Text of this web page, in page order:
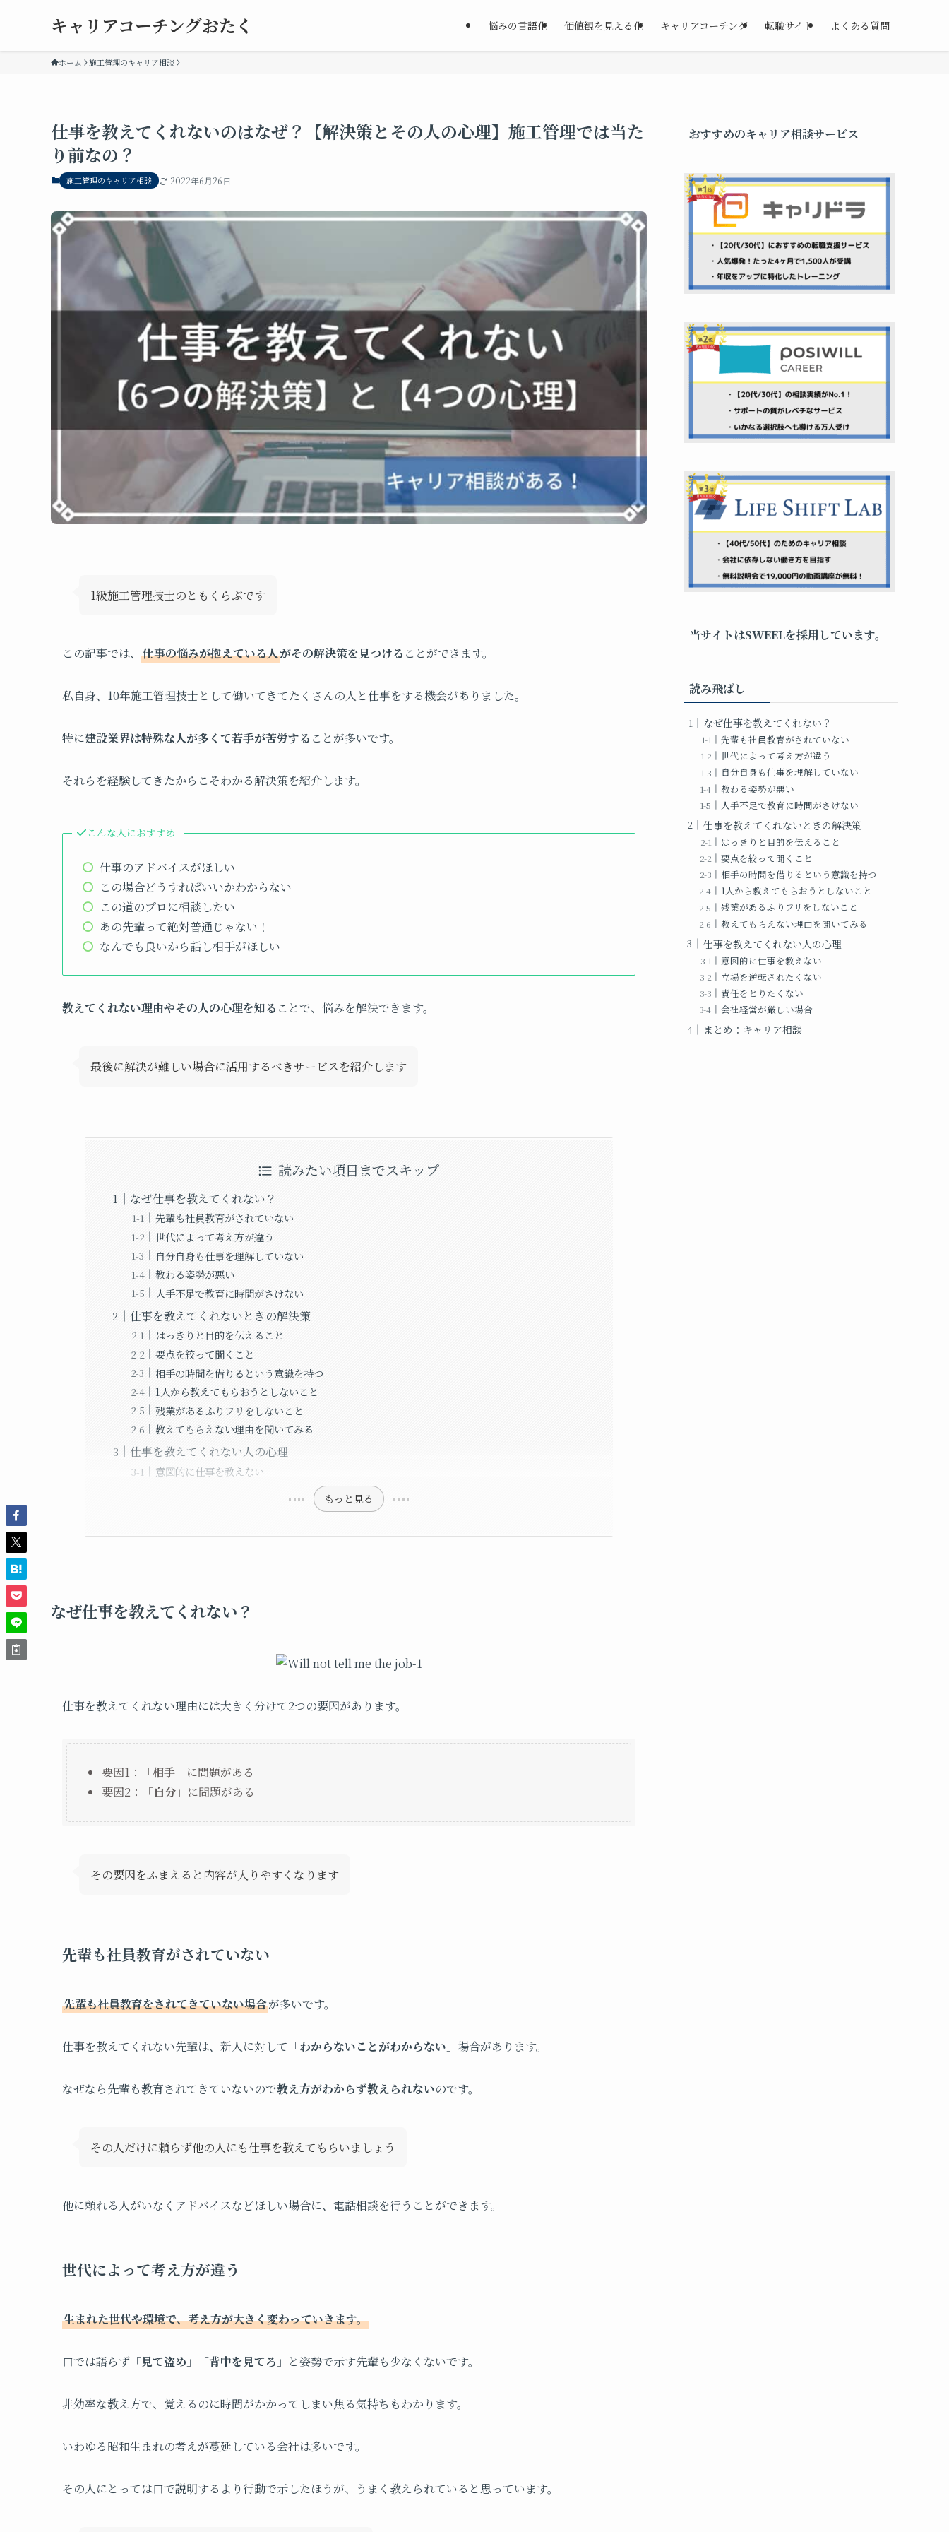
キャリアコーチングおたく 悩みの言語化 価値観を見える化 キャリアコーチング 転職サイト よくある質問
ホーム 施工管理のキャリア相談
仕事を教えてくれないのはなぜ？【解決策とその人の心理】施工管理では当た
り前なの？
施工管理のキャリア相談 2022年6月26日
1級施工管理技士のともくらぶです
この記事では、 仕事の悩みが抱えている人がその解決策を見つける ことができます。
私自身、10年施工管理技士として働いてきてたくさんの人と仕事をする機会がありました。
特に建設業界は特殊な人が多くて若手が苦労する ことが多いです。
それらを経験してきたからこそわかる解決策を紹介します。
こんな人におすすめ
仕事のアドバイスがほしい
この場合どうすればいいかわからない
この道のプロに相談したい
あの先輩って絶対普通じゃない！
なんでも良いから話し相手がほしい
教えてくれない理由やその人の心理を知る ことで、悩みを解決できます。
最後に解決が難しい場合に活用するべきサービスを紹介します
読みたい項目までスキップ
なぜ仕事を教えてくれない？
先輩も社員教育がされていない
世代によって考え方が違う
自分自身も仕事を理解していない
教わる姿勢が悪い
人手不足で教育に時間がさけない
仕事を教えてくれないときの解決策
はっきりと目的を伝えること
要点を絞って聞くこと
相手の時間を借りるという意識を持つ
1人から教えてもらおうとしないこと
残業があるふりフリをしないこと
教えてもらえない理由を聞いてみる
仕事を教えてくれない人の心理
意図的に仕事を教えない
もっと見る
なぜ仕事を教えてくれない？
仕事を教えてくれない理由には大きく分けて2つの要因があります。
要因1：「相手 」に問題がある
要因2：「自分 」に問題がある
その要因をふまえると内容が入りやすくなります
先輩も社員教育がされていない
先輩も社員教育をされてきていない場合が多いです。
仕事を教えてくれない先輩は、新人に対して「わからないことがわからない 」場合があります。
なぜなら先輩も教育されてきていないので教え方がわからず教えられないのです。
その人だけに頼らず他の人にも仕事を教えてもらいましょう
他に頼れる人がいなくアドバイスなどほしい場合に、電話相談を行うことができます。
世代によって考え方が違う
生まれた世代や環境で、考え方が大きく変わっていきます。
口では語らず「見て盗め 」「背中を見てろ 」と姿勢で示す先輩も少なくないです。
非効率な教え方で、覚えるのに時間がかかってしまい焦る気持ちもわかります。
いわゆる昭和生まれの考えが蔓延している会社は多いです。
その人にとっては口で説明するより行動で示したほうが、うまく教えられていると思っています。
おすすめのキャリア相談サービス
当サイトはSWEELを採用しています。
読み飛ばし
なぜ仕事を教えてくれない？
先輩も社員教育がされていない
世代によって考え方が違う
自分自身も仕事を理解していない
教わる姿勢が悪い
人手不足で教育に時間がさけない
仕事を教えてくれないときの解決策
はっきりと目的を伝えること
要点を絞って聞くこと
相手の時間を借りるという意識を持つ
1人から教えてもらおうとしないこと
残業があるふりフリをしないこと
教えてもらえない理由を聞いてみる
仕事を教えてくれない人の心理
意図的に仕事を教えない
立場を逆転されたくない
責任をとりたくない
会社経営が厳しい場合
まとめ：キャリア相談